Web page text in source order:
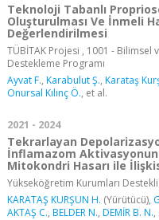
Teknoloji Tabanlı
Oluşturulması Ve İnmeli
Değerlendirilmesi
TÜBİTAK Projesi , 1001 -
Destekleme Programı
Ayvat F., Karabulut Ş., Karataş
Onursal Kılınç Ö., et al.
2021 - 2024
Tekrarlayan
İnflamazom
Mitokondri Hasarı ile
Yükseköğretim Kurumları
KARATAŞ KURŞUN H. (Yürütücü),
AKTAŞ C., BELDER N., DEMİR B. N.,